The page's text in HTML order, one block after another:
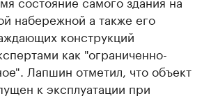
набережной а также его
конструкций
как "ограниченно-
Лапшин отметил, что объект
к эксплуатации при